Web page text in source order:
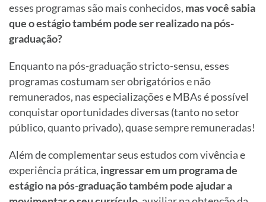
esses programas são mais conhecidos, mas você sabia
que o estágio também pode ser realizado na pós-
graduação?
Enquanto na pós-graduação stricto-sensu, esses
programas costumam ser obrigatórios e não
remunerados, nas especializações e MBAs é possível
conquistar oportunidades diversas (tanto no setor
público, quanto privado), quase sempre remuneradas!
Além de complementar seus estudos com vivência e
experiência prática, ingressar em um programa de
estágio na pós-graduação também pode ajudar a